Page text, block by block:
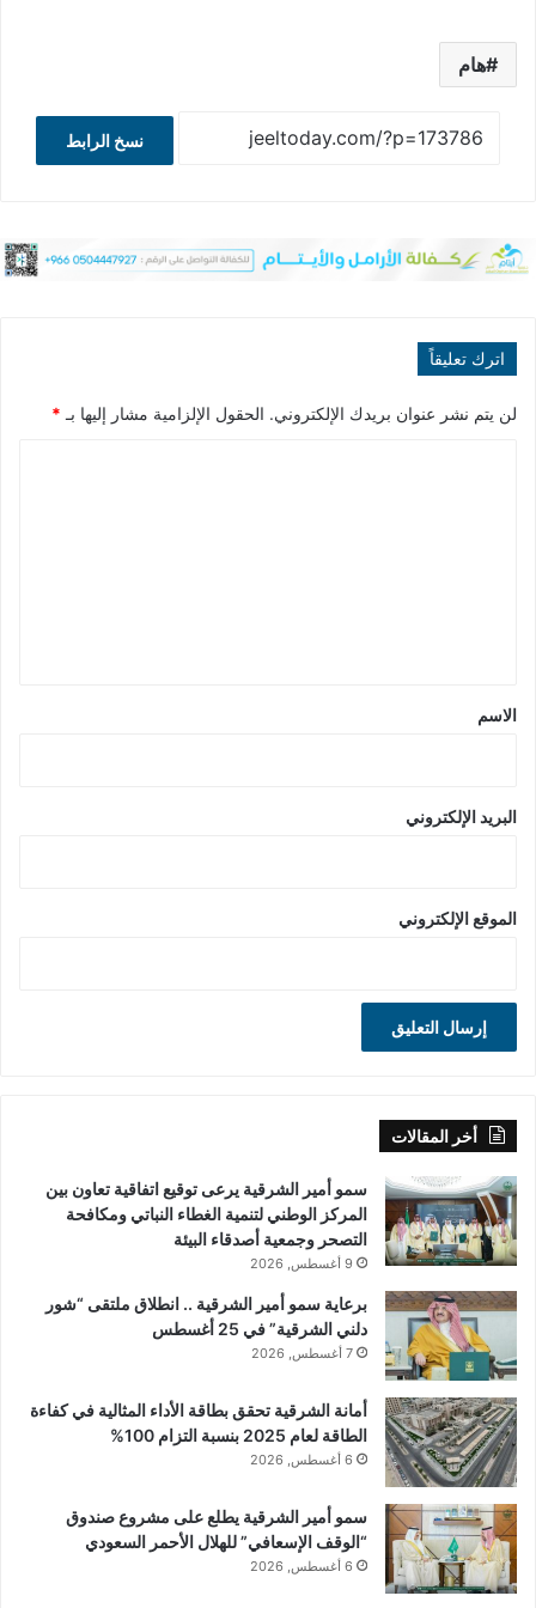
هام
نسخ الرابط
اترك تعليقاً
لن يتم نشر عنوان بريدك الإلكتروني. الحقول الإلزامية مشار إليها بـ *
*
الاسم
البريد الإلكتروني
الموقع الإلكتروني
أخر المقالات
سمو أمير الشرقية يرعى توقيع اتفاقية تعاون بين
المركز الوطني لتنمية الغطاء النباتي ومكافحة
التصحر وجمعية أصدقاء البيئة
9 أغسطس, 2026
برعاية سمو أمير الشرقية .. انطلاق ملتقى “شور
دلني الشرقية” في 25 أغسطس
7 أغسطس, 2026
أمانة الشرقية تحقق بطاقة الأداء المثالية في كفاءة
الطاقة لعام 2025 بنسبة التزام 100%
6 أغسطس, 2026
سمو أمير الشرقية يطلع على مشروع صندوق
“الوقف الإسعافي” للهلال الأحمر السعودي
6 أغسطس, 2026